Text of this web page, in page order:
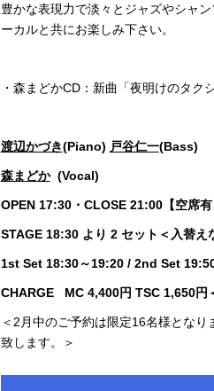
豊かな表現力で淡々とジャズやシャ
ーカルと共にお楽しみ下さい。
・森まどかCD：新曲「夜明けのタク
渡辺かづき(Piano) 戸谷仁一
森まどか
OPEN 17:30・CLOSE 21:00【空席有
STAGE 18:30 より 2 セット＜入替え
1st Set 18:30～19:20 / 2nd Set
CHARGE MC 4,400円 TSC 1,650円
＜2月中のご予約は限定16名様とな
致します。＞